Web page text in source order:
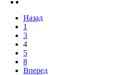
Назад
1
3
4
5
8
Вперед